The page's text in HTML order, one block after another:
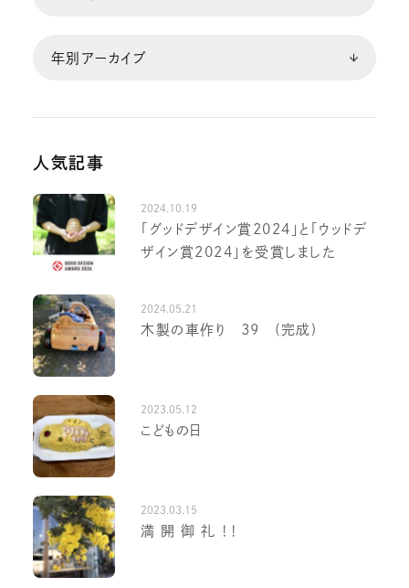
人気記事
2024.10.19
「グッドデザイン賞2024」と「ウッドデ
ザイン賞2024」を受賞しました
2024.05.21
木製の車作り 39 (完成)
2023.05.12
こどもの日
2023.03.15
満 開 御 礼 ！！